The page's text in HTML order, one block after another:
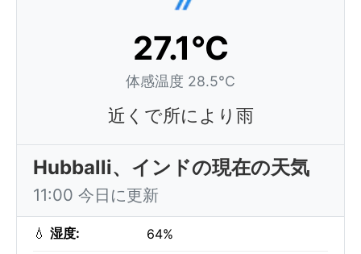
27.1°C
体感温度 28.5°C
近くで所により雨
Hubballi、インドの現在の天気
11:00 今日に更新
💧 湿度: 64%